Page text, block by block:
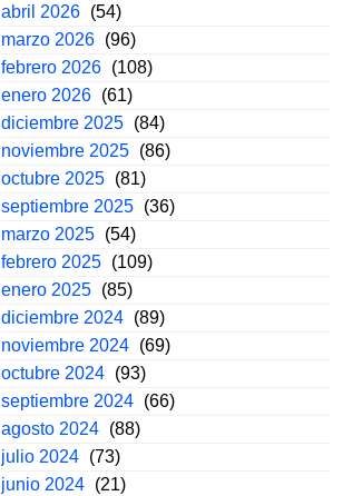
abril 2026 (54)
marzo 2026 (96)
febrero 2026 (108)
enero 2026 (61)
diciembre 2025 (84)
noviembre 2025 (86)
octubre 2025 (81)
septiembre 2025 (36)
marzo 2025 (54)
febrero 2025 (109)
enero 2025 (85)
diciembre 2024 (89)
noviembre 2024 (69)
octubre 2024 (93)
septiembre 2024 (66)
agosto 2024 (88)
julio 2024 (73)
junio 2024 (21)